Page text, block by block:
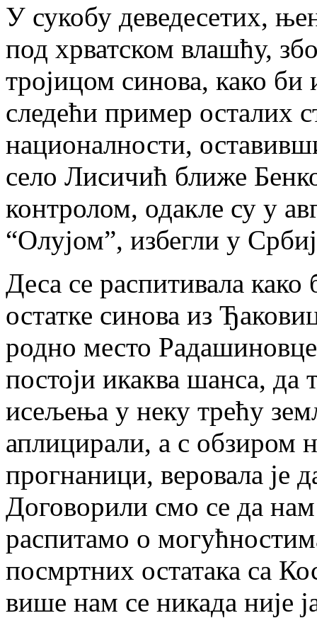
У сукобу деведесетих,
под хрватском влашћу,
тројицом синова, како би
следећи пример осталих
националности,
село Лисичић ближе
контролом, одакле су у
“Олујом”, избегли у
Деса се распитивала
остатке синова из
родно место
постоји икаква шанса, да
исељења у неку трећу
аплицирали, а с обзиром
прогнаници, веровала је
Договорили смо се да
распитамо о
посмртних остатака са
више нам се никада није